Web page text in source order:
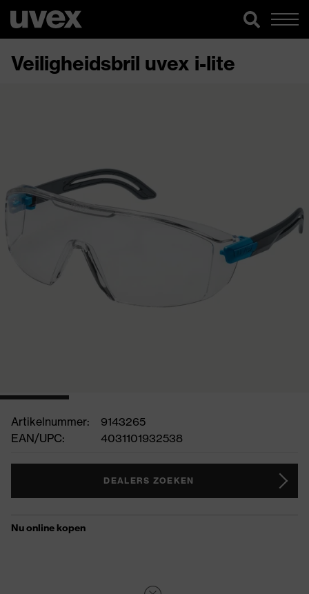
Veiligheidsbril uvex i-lite
Artikelnummer:
9143265
EAN/UPC:
4031101932538
DEALERS ZOEKEN